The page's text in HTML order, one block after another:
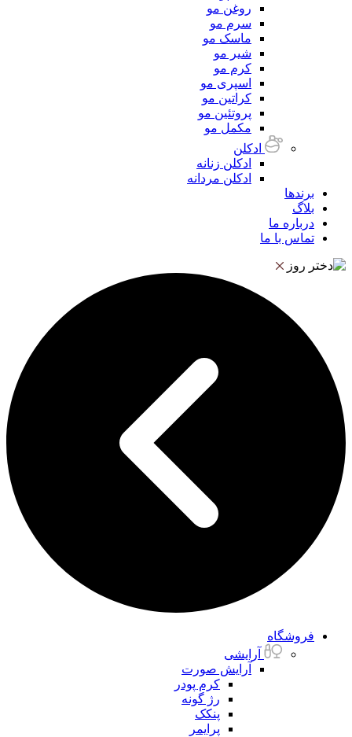
روغن مو
سرم مو
ماسک مو
شیر مو
کرم مو
اسپری مو
کراتین مو
پروتئین مو
مکمل مو
ادکلن
ادکلن زنانه
ادکلن مردانه
برندها
بلاگ
درباره ما
تماس با ما
فروشگاه
آرایشی
آرایش صورت
کرم پودر
رژ گونه
پنکک
پرایمر